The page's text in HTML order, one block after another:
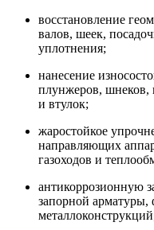
восстановление
валов, шеек,
уплотнения;
нанесение
плунжеров, шнеков,
и втулок;
жаростойкое
направляющих
газоходов и
антикоррозионную
запорной арматуры,